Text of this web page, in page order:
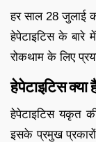
हर साल 28 जुलाई
हेपेटाइटिस के बारे
रोकथाम के लिए
हेपेटाइटिस क्या
हेपेटाइटिस यकृत
इसके प्रमुख